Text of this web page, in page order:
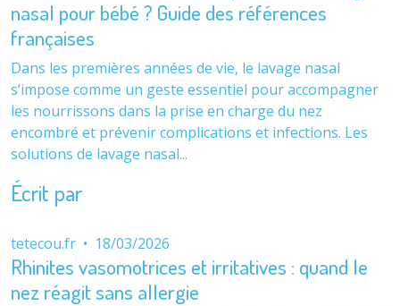
nasal pour bébé ? Guide des références
françaises
Dans les premières années de vie, le lavage nasal
s’impose comme un geste essentiel pour accompagner
les nourrissons dans la prise en charge du nez
encombré et prévenir complications et infections. Les
solutions de lavage nasal...
Écrit par
tetecou.fr • 18/03/2026
Rhinites vasomotrices et irritatives : quand le
nez réagit sans allergie